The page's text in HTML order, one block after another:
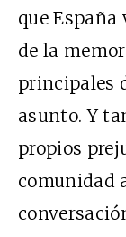
que
de la
principales
asunto. Y
propios
comunidad